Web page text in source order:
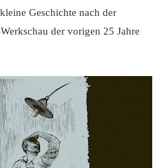
Geschichte nach der
der vorigen 25 Jahre